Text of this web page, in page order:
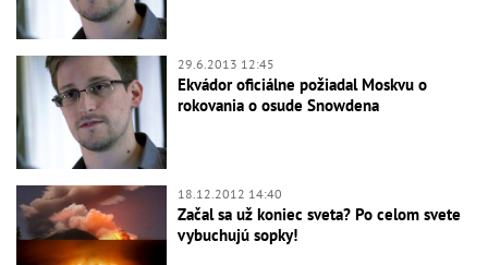
29.6.2013 12:45
Ekvádor oficiálne požiadal Moskvu o
rokovania o osude Snowdena
18.12.2012 14:40
Začal sa už koniec sveta? Po celom svete
vybuchujú sopky!